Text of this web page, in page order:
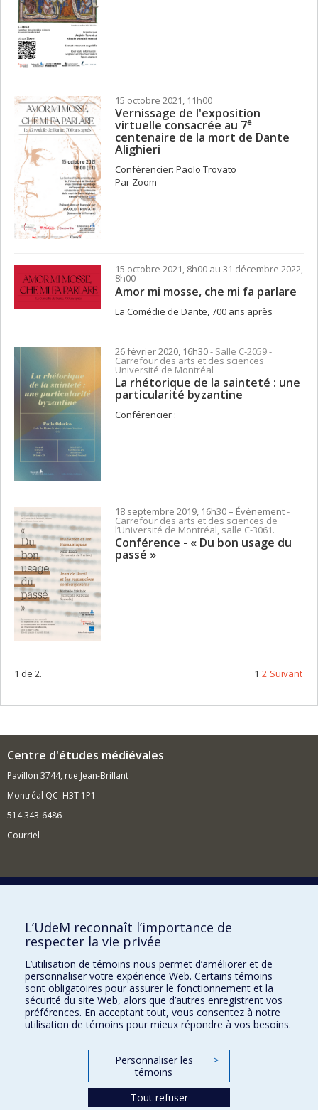
15 octobre 2021, 11h00
Vernissage de l'exposition
virtuelle consacrée au 7e
centenaire de la mort de Dante
Alighieri
Conférencier: Paolo Trovato
Par Zoom
15 octobre 2021, 8h00 au 31 décembre 2022,
8h00
Amor mi mosse, che mi fa parlare
La Comédie de Dante, 700 ans après
26 février 2020, 16h30- Salle C-2059 -
Carrefour des arts et des sciences
Université de Montréal
La rhétorique de la sainteté : une
particularité byzantine
Conférencier :
18 septembre 2019, 16h30– Événement-
Carrefour des arts et des sciences de
l’Université de Montréal, salle C-3061.
Conférence - « Du bon usage du
passé »
1 de 2. 1 2 Suivant
Centre d'études médiévales
Pavillon 3744, rue Jean-Brillant
Montréal QC H3T 1P1
514 343-6486
Courriel
Comment soutenir le Centre?
BESOIN D'AIDE?
Plan du site
Signaler une erreur
Accessibilité
FACULTÉ DES ARTS ET DES SCIENCES
Nos départements et écoles
L’UdeM reconnaît l’importance de
respecter la vie privée
L’utilisation de témoins nous permet d’améliorer et de
personnaliser votre expérience Web. Certains témoins
sont obligatoires pour assurer le fonctionnement et la
sécurité du site Web, alors que d’autres enregistrent vos
préférences. En acceptant tout, vous consentez à notre
utilisation de témoins pour mieux répondre à vos besoins.
Personnaliser les
témoins
>
Tout refuser